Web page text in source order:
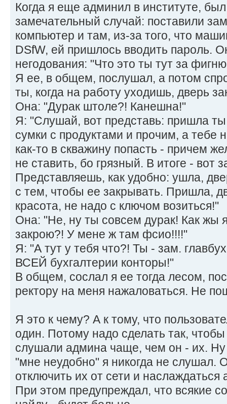
Когда я еще админил в институте,
замечательный случай: поставили
компьютер и там, из-за того, что
DSfW, ей пришлось вводить пароль.
негодования: "Что это ты тут за
Я ее, в общем, послушал, а потом
ты, когда на работу уходишь, дверь
Она: "Дурак штоле?! Канешна!"
Я: "Слушай, вот представь: пришла
сумки с продуктами и прочим, а тебе
как-то в скважину попасть - причем
не ставить, бо грязный. В итоге - вот
Представляешь, как удобно: ушла,
с тем, чтобы ее закрывать. Пришла,
красота, не надо с ключом возиться!"
Она: "Не, ну ты совсем дурак! Как жы
закрою?! У мене ж там фсио!!!!"
Я: "А тут у тебя что?! Ты - зам.
ВСЕЙ бухгалтерии конторы!"
В общем, сослал я ее тогда лесом,
ректору на меня нажаловаться. Не
Я это к чему? А к тому, что
один. Потому надо сделать так,
слушали админа чаще, чем он - их. Ну
"мне неудобно" я никогда не слушал.
отключить их от сети и
При этом предупреждал, что всякие